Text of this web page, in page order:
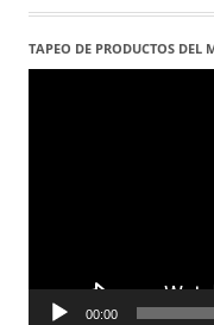
TAPEO DE PRODUCTOS DEL
Reproductor
00:00